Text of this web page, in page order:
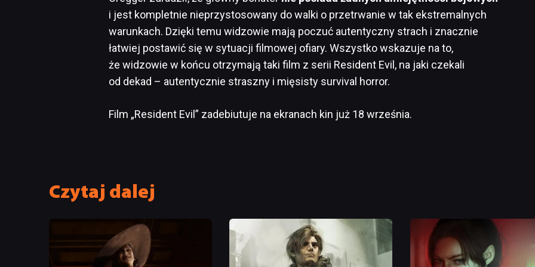
i jest kompletnie nieprzystosowany do walki o przetrwanie w tak ekstremalnych
warunkach. Dzięki temu widzowie mają poczuć autentyczny strach i znacznie
łatwiej postawić się w sytuacji filmowej ofiary. Wszystko wskazuje na to,
że widzowie w końcu otrzymają taki film z serii Resident Evil, na jaki czekali
od dekad – autentycznie straszny i mięsisty survival horror.
Film „Resident Evil” zadebiutuje na ekranach kin już 18 września.
Czytaj dalej